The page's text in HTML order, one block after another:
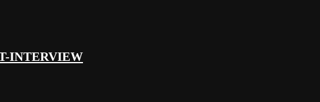
INTERVIEW